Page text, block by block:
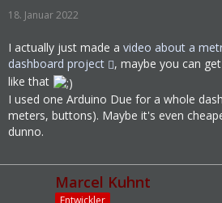
18. Januar 2022
I actually just made a video about a
dashboard project
, maybe you can
like that
I used one Arduino Due for a whole
meters, buttons). Maybe it's even
dunno.
Marcel Kuhnt